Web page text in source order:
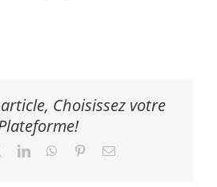
Choisissez votre
LinkedInWhatsApp
PinterestEmail